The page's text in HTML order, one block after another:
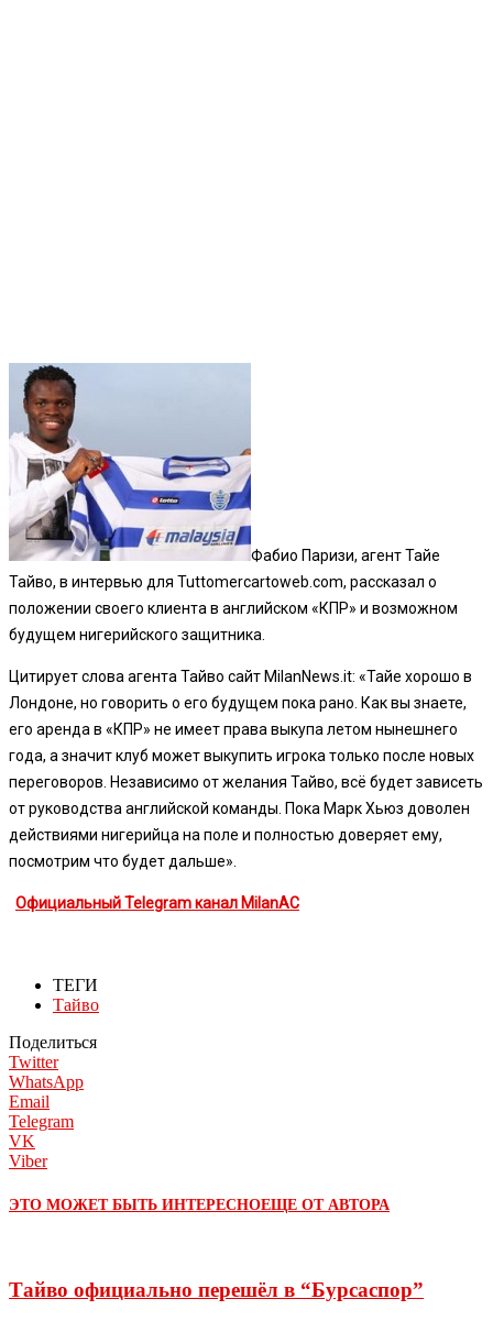
Фабио Паризи, агент Тайе
Тайво, в интервью для Tuttomercartoweb.com, рассказал о
положении своего клиента в английском «КПР» и возможном
будущем нигерийского защитника.
Цитирует слова агента Тайво сайт MilanNews.it: «Тайе хорошо в
Лондоне, но говорить о его будущем пока рано. Как вы знаете,
его аренда в «КПР» не имеет права выкупа летом нынешнего
года, а значит клуб может выкупить игрока только после новых
переговоров. Независимо от желания Тайво, всё будет зависеть
от руководства английской команды. Пока Марк Хьюз доволен
действиями нигерийца на поле и полностью доверяет ему,
посмотрим что будет дальше».
Официальный Telegram канал MilanAC
ТЕГИ
Тайво
Поделиться
Twitter
WhatsApp
Email
Telegram
VK
Viber
ЭТО МОЖЕТ БЫТЬ ИНТЕРЕСНОЕЩЕ ОТ АВТОРА
Тайво официально перешёл в “Бурсаспор”